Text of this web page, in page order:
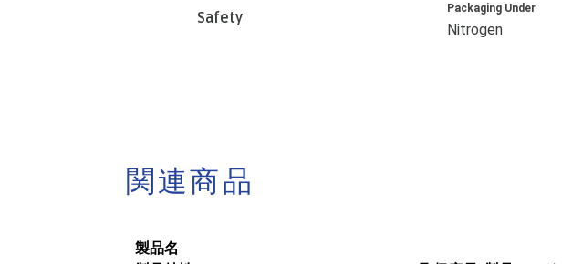
Safety
Packaging Under
Nitrogen
関連商品
製品名